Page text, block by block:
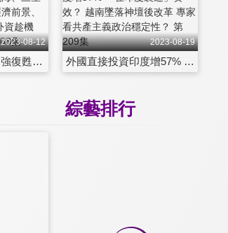
2023-08-12
越南墜落神壇後「強復甦」？外資鴻海、三星持續加碼！專家看經濟前景、隱憂？地產風暴後 外資趁機「併購」買入？ 第208集
2023-08-19
外國直接投資印度增57% 「在印度製造」奏效？ 越南墜落神壇後改革 專家看共產主義政治穩定性？ 第209集
綜藝排行